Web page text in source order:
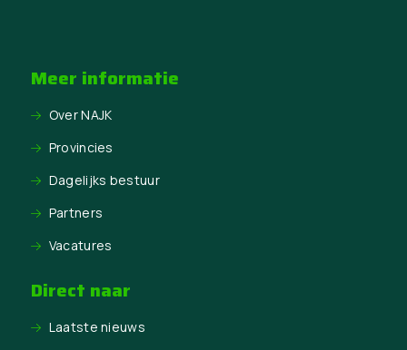
Meer informatie
Over NAJK
Provincies
Dagelijks bestuur
Partners
Vacatures
Direct naar
Laatste nieuws